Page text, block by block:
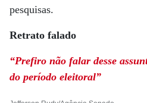
pesquisas.
Retrato falado
“Prefiro não falar desse
do período eleitoral”